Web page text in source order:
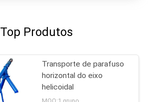
Top Produtos
Transporte de parafuso
horizontal do eixo
helicoidal